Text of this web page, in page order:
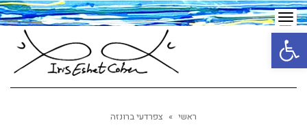
ראשי » צפרדעי ברונזה